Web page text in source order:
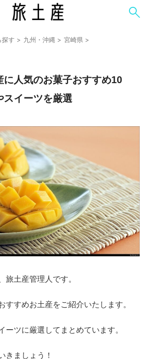
探す > 九州・沖縄 > 宮崎県 >
に人気のお菓子おすすめ10
スイーツを厳選
旅土産管理人です。
すすめお土産をご紹介いたします。
ーツに厳選してまとめています。
きましょう！